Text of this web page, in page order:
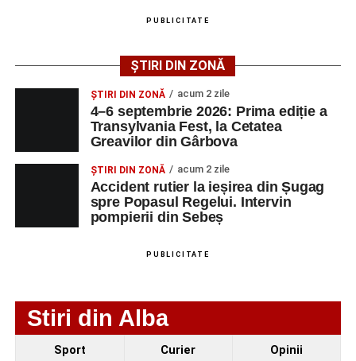
Femeie de 66 de ani, transportată în stare gravă la
strada Dorobanți din Sebeș
Accident pe strada Dorobanți din Sebeș: fermeie
de 66 de ani rănită grav, după ce a fost lovită de o
motocicletă
4–6 septembrie 2026: Prima ediție a Transylvania
Fest, la Cetatea Greavilor din Gârbova
PUBLICITATE
ȘTIRI DIN ZONĂ
ȘTIRI DIN ZONĂ acum 2 zile
4–6 septembrie 2026: Prima ediție a
Transylvania Fest, la Cetatea
Greavilor din Gârbova
ȘTIRI DIN ZONĂ acum 2 zile
Accident rutier la ieșirea din Șugag
spre Popasul Regelui. Intervin
pompierii din Sebeș
PUBLICITATE
Stiri din Alba
Sport Curier Opinii